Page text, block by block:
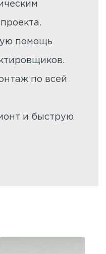
помощь
по всей
и быструю